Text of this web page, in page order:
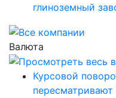
глиноземный
Валюта
Курсовой
пересматривают